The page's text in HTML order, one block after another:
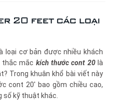
20 feet các loại
loại cơ bản được nhiều khách
thắc mắc kích thước cont 20là
Trong khuân khổ bài viết này
cont 20' bao gồm chiều cao,
số kỹ thuật khác.